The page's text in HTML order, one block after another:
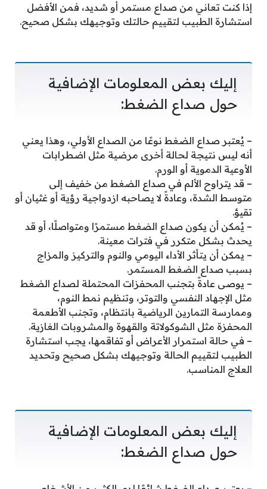
إذا كنت تعاني من صداع مستمر أو شديد، فمن الأفضل
استشارة الطبيب لتقييم حالتك وتوجيهك بشكل صحيح.
إليك بعض المعلومات الإضافية
حول صداع الضغط:
– يُعتبر صداع الضغط نوعًا من الصداع الأولي، وهذا يعني
أنه ليس نتيجة لحالة أخرى مرضية مثل اضطرابات
الأوعية الدموية أو الورم.
– قد يتراوح الألم في صداع الضغط من خفيف إلى
متوسط الشدة، وعادةً لا يصاحبه ازدواجية رؤية أو غثيان أو
تقيؤ.
– يُمكن أن يكون صداع الضغط مستمرًا ومتواصلًا، أو قد
يحدث بشكل متكرر في فترات معينة.
– يمكن أن يتأثر الأداء اليومي والنوم والتركيز والمزاج
بسبب صداع الضغط المستمر.
– يوصى عادةً بتجنب المحفزات المحتملة لصداع الضغط
مثل الإجهاد النفسي والتوتر، وتنظيم نمط النوم،
وممارسة التمارين الرياضية بانتظام، وتجنب الأطعمة
المحفزة مثل الشوكولاتة والقهوة والمشروبات الغازية.
– في حالة استمرار الأعراض أو تفاقمها، يجب استشارة
الطبيب لتقييم الحالة وتوجيهك بشكل صحيح وتحديد
العلاج المناسب.
إليك بعض المعلومات الإضافية
حول صداع الضغط: